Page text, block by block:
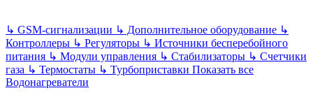
↳ GSM-сигнализации ↳ Дополнительное оборудование ↳
Контроллеры ↳ Регуляторы ↳ Источники бесперебойного
питания ↳ Модули управления ↳ Стабилизаторы ↳ Счетчики
газа ↳ Термостаты ↳ Турбоприставки Показать все
Водонагреватели